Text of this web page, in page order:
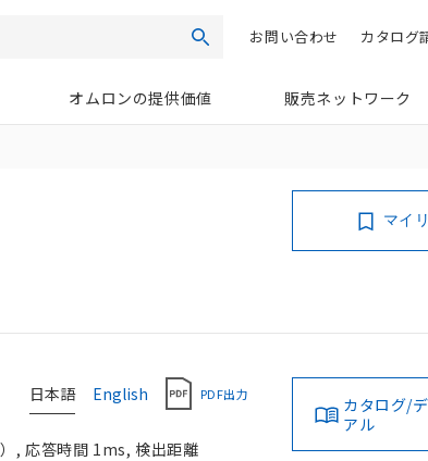
検索 カタログ
お問い合わせ
オムロンの提供価値 販売ネットワーク
マイ
日本語 English PDF出力
, 応答時間 1ms, 検出距離
カタログ/
アル